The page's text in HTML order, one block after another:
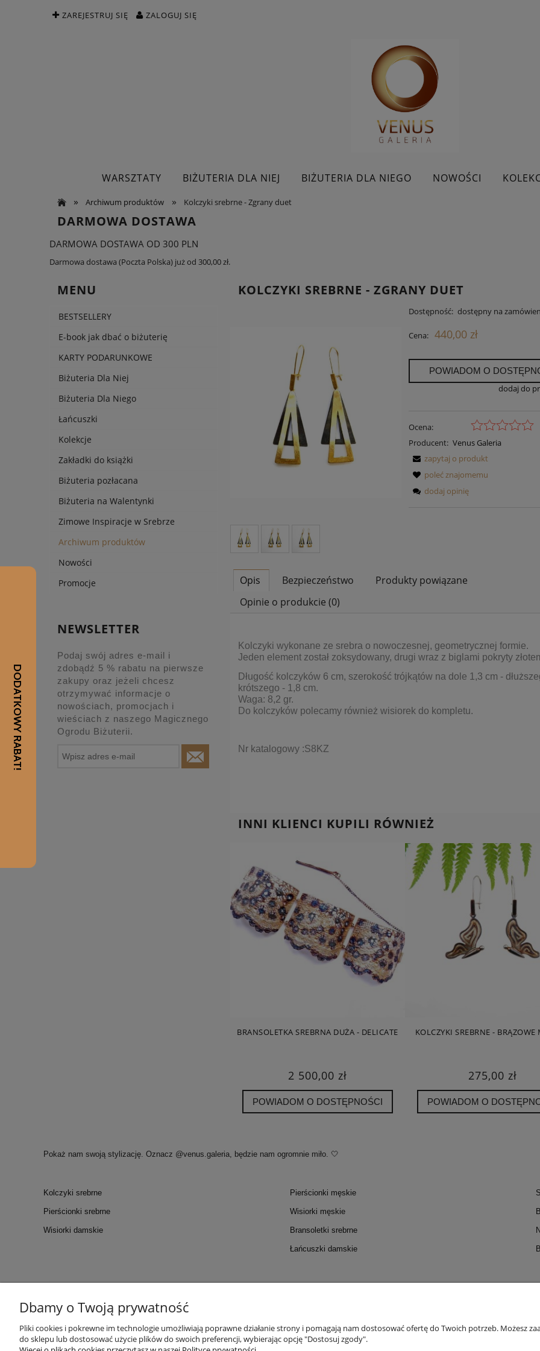
ZAREJESTRUJ SIĘ ZALOGUJ SIĘ
WARSZTATY BIŻUTERIA DLA NIEJ BIŻUTERIA DLA NIEGO NOWOŚCI
» Archiwum produktów » Kolczyki srebrne - Zgrany duet
DARMOWA DOSTAWA
DARMOWA DOSTAWA OD 300 PLN
Darmowa dostawa (Poczta Polska) już od 300,00 zł.
MENU
BESTSELLERY
E-book jak dbać o biżuterię
KARTY PODARUNKOWE
Biżuteria Dla Niej
Biżuteria Dla Niego
Łańcuszki
Kolekcje
Zakładki do książki
Biżuteria pozłacana
Biżuteria na Walentynki
Zimowe Inspiracje w Srebrze
Archiwum produktów
Nowości
Promocje
NEWSLETTER
Podaj swój adres e-mail i
zdobądź 5 % rabatu na pierwsze
zakupy oraz jeżeli chcesz
otrzymywać informacje o
nowościach, promocjach i
wieściach z naszego Magicznego
Ogrodu Biżuterii.
KOLCZYKI SREBRNE - ZGRANY DUET
Dostępność: dostępny na
Cena: 440,00 zł
POWIADOM O
dodaj do
Ocena:
Producent: Venus Galeria
zapytaj o produkt
poleć znajomemu
dodaj opinię
Opis Bezpieczeństwo
Produkty powiązane
Opinie o produkcie (0)
Kolczyki wykonane ze srebra o nowoczesnej, geometrycznej formie.
Jeden element został zoksydowany, drugi wraz z biglami pokryty
Długość kolczyków 6 cm, szerokość trójkątów na dole 1,3 cm -
krótszego - 1,8 cm.
Waga: 8,2 gr.
Do kolczyków polecamy również wisiorek do kompletu.
Nr katalogowy :S8KZ
INNI KLIENCI KUPILI RÓWNIEŻ
BRANSOLETKA SREBRNA DUŻA - DELICATE
2 500,00 zł
POWIADOM O DOSTĘPNOŚCI
KOLCZYKI SREBRNE - BRĄZOWE
275,00 zł
POWIADOM O
Pokaż nam swoją stylizację. Oznacz @venus.galeria, będzie nam ogromnie miło. 🤍
Kolczyki srebrne
Pierścionki srebrne
Wisiorki damskie
Pierścionki męskie
Wisiorki męskie
Bransoletki srebrne
Łańcuszki damskie
KONTAKT
Kontakt
WARSZTATY
Tabela rozmiarów
Polskie Cechy Probiercze
Twoje zamówienia
Dbamy o Twoją prywatność
Pliki cookies i pokrewne im technologie umożliwiają poprawne działanie strony i pomagają nam dostosować ofertę do Twoich potrzeb. Możesz
do sklepu lub dostosować użycie plików do swoich preferencji, wybierając opcję "Dostosuj zgody".